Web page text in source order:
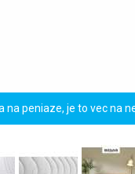
na peniaze, je to vec na